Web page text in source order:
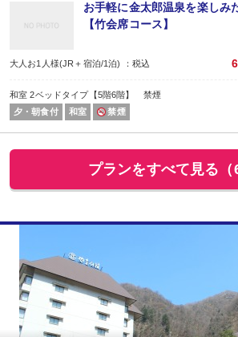
お手軽に金太郎温泉を楽しみ
【竹会席コース】
大人お1人様(JR＋宿泊/1泊) ：税込
和室 2ベッドタイプ【5階6階】 禁煙
夕・朝食付
和室 禁煙
プランをすべて見る（